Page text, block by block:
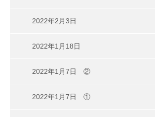
2022年2月3日
2022年1月18日
2022年1月7日 ②
2022年1月7日 ①